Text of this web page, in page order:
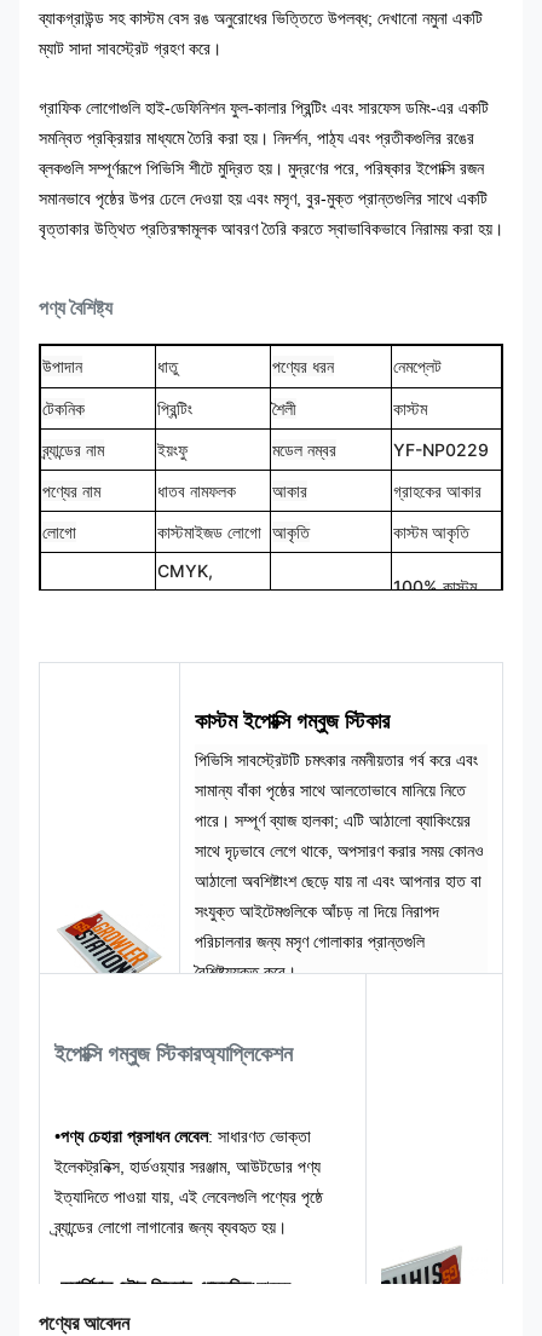
ব্যাকগ্রাউন্ড সহ কাস্টম বেস রঙ অনুরোধের ভিত্তিতে উপলব্ধ; দেখানো নমুনা একটি
ম্যাট সাদা সাবস্ট্রেট গ্রহণ করে।
গ্রাফিক লোগোগুলি হাই-ডেফিনিশন ফুল-কালার প্রিন্টিং এবং সারফেস ডমিং-এর একটি
সমন্বিত প্রক্রিয়ার মাধ্যমে তৈরি করা হয়। নিদর্শন, পাঠ্য এবং প্রতীকগুলির রঙের
ব্লকগুলি সম্পূর্ণরূপে পিভিসি শীটে মুদ্রিত হয়। মুদ্রণের পরে, পরিষ্কার ইপোক্সি রজন
সমানভাবে পৃষ্ঠের উপর ঢেলে দেওয়া হয় এবং মসৃণ, বুর-মুক্ত প্রান্তগুলির সাথে একটি
বৃত্তাকার উত্থিত প্রতিরক্ষামূলক আবরণ তৈরি করতে স্বাভাবিকভাবে নিরাময় করা হয়।
পণ্য বৈশিষ্ট্য
উপাদান ধাতু পণ্যের ধরন নেমপ্লেট
টেকনিক প্রিন্টিং শৈলী
কাস্টম
ব্র্যান্ডের নাম
ইয়ংফু মডেল নম্বর
YF-NP0229
পণ্যের নাম
ধাতব নামফলক আকার
গ্রাহকের আকার
লোগো
কাস্টমাইজড লোগো আকৃতি কাস্টম আকৃতি
CMYK,
100% কাস্টম
কাস্টম ইপোক্সি গম্বুজ স্টিকার
পিভিসি সাবস্ট্রেটটি চমৎকার নমনীয়তার গর্ব করে এবং
সামান্য বাঁকা পৃষ্ঠের সাথে আলতোভাবে মানিয়ে নিতে
পারে। সম্পূর্ণ ব্যাজ হালকা; এটি আঠালো ব্যাকিংয়ের
সাথে দৃঢ়ভাবে লেগে থাকে, অপসারণ করার সময় কোনও
আঠালো অবশিষ্টাংশ ছেড়ে যায় না এবং আপনার হাত বা
সংযুক্ত আইটেমগুলিকে আঁচড় না দিয়ে নিরাপদ
পরিচালনার জন্য মসৃণ গোলাকার প্রান্তগুলি
বৈশিষ্ট্যযুক্ত করে।
ইংলিশ ফন্ট এবং ট্রেডমার্ক সিম্বল একক রানে প্রিন্ট
ইপোক্সি গম্বুজ স্টিকারঅ্যাপ্লিকেশন
•পণ্য চেহারা প্রসাধন লেবেল: সাধারণত ভোক্তা
ইলেকট্রনিক্স, হার্ডওয়্যার সরঞ্জাম, আউটডোর পণ্য
ইত্যাদিতে পাওয়া যায়, এই লেবেলগুলি পণ্যের পৃষ্ঠে
ব্র্যান্ডের লোগো লাগানোর জন্য ব্যবহৃত হয়।
কমার্শিয়াল স্টোর ফিক্সচার এক্সেসরিজ:কাজের
কাউন্টারগুলির জন্য স্থায়ী সনাক্তকরণ ট্যাগ, কর্মীদের
পণ্যের আবেদন